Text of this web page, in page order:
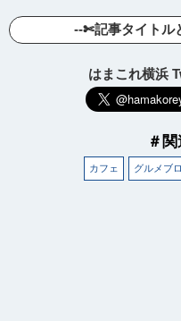
--✄記事タイト
はまこれ横浜
＃
カフェ グルメブ